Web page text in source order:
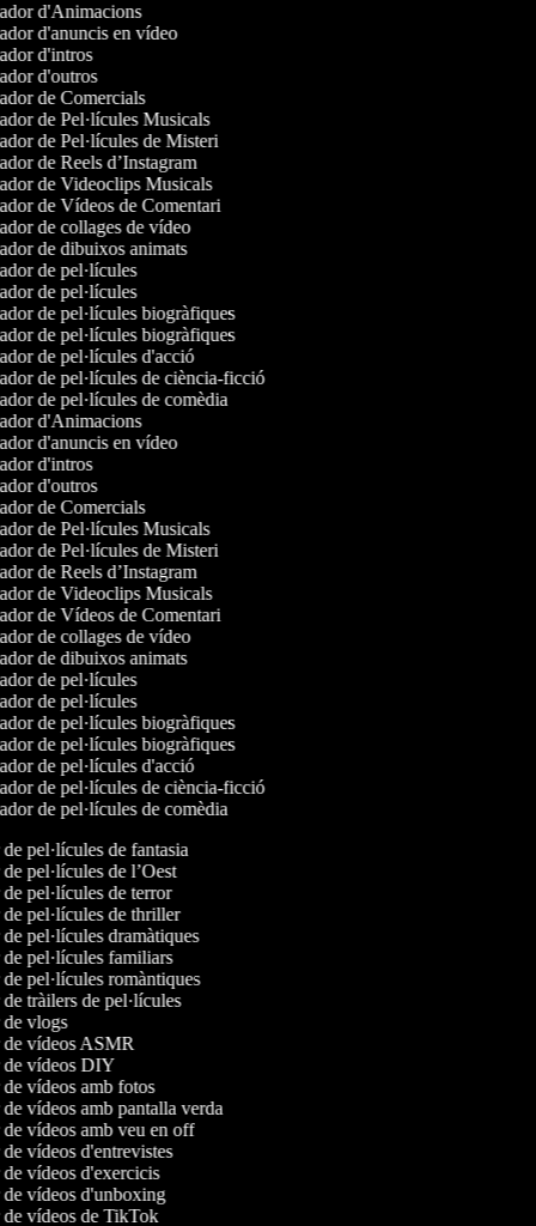
d'Animacions
d'anuncis en vídeo
d'intros
d'outros
de Comercials
de Pel·lícules Musicals
de Pel·lícules de Misteri
de Reels d’Instagram
de Videoclips Musicals
de Vídeos de Comentari
de collages de vídeo
de dibuixos animats
de pel·lícules
de pel·lícules
de pel·lícules biogràfiques
de pel·lícules biogràfiques
de pel·lícules d'acció
de pel·lícules de ciència-ficció
de pel·lícules de comèdia
d'Animacions
d'anuncis en vídeo
d'intros
d'outros
de Comercials
de Pel·lícules Musicals
de Pel·lícules de Misteri
de Reels d’Instagram
de Videoclips Musicals
de Vídeos de Comentari
de collages de vídeo
de dibuixos animats
de pel·lícules
de pel·lícules
de pel·lícules biogràfiques
de pel·lícules biogràfiques
de pel·lícules d'acció
de pel·lícules de ciència-ficció
de pel·lícules de comèdia
de pel·lícules de fantasia
de pel·lícules de l’Oest
de pel·lícules de terror
de pel·lícules de thriller
de pel·lícules dramàtiques
de pel·lícules familiars
de pel·lícules romàntiques
de tràilers de pel·lícules
de vlogs
de vídeos ASMR
de vídeos DIY
de vídeos amb fotos
de vídeos amb pantalla verda
de vídeos amb veu en off
de vídeos d'entrevistes
de vídeos d'exercicis
de vídeos d'unboxing
de vídeos de TikTok